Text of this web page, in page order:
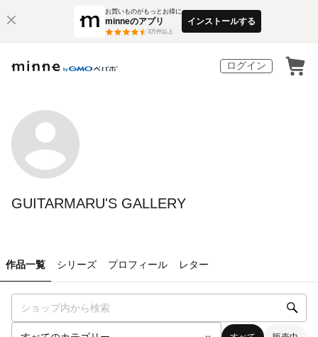
お買いものがもっとお得に
minneのアプリ
3万件以上
インストールする
ログイン
GUITARMARU'S GALLERY
作品一覧 シリーズ プロフィール レター